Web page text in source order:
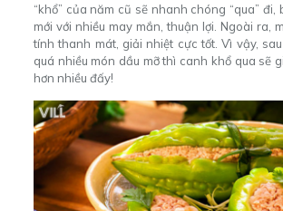
“khổ” của năm cũ sẽ nhanh chóng “qua” đi,
mới với nhiều may mắn, thuận lợi. Ngoài ra,
tính thanh mát, giải nhiệt cực tốt. Vì vậy,
quá nhiều món dầu mỡ thì canh khổ qua sẽ
hơn nhiều đấy!